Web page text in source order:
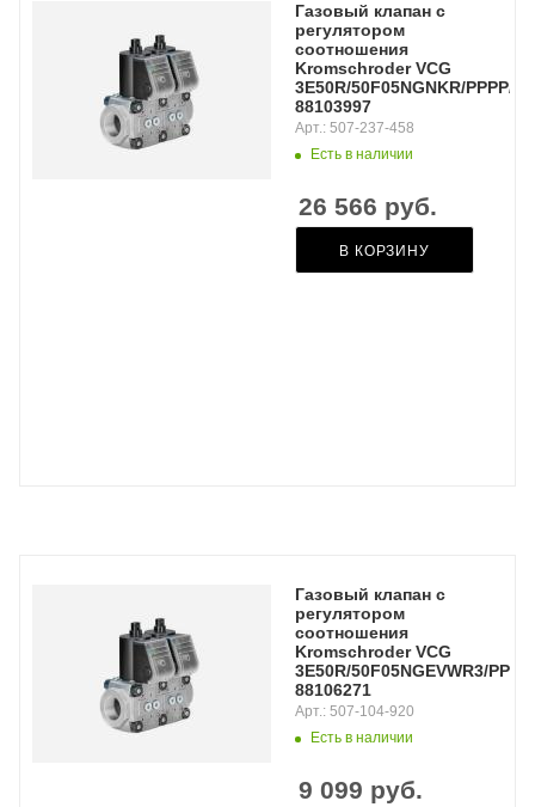
Газовый клапан с
регулятором
соотношения
Kromschroder VCG
3E50R/50F05NGNKR/PPPP/
88103997
Есть в наличии
Арт.: 507-237-458
26 566 руб.
В КОРЗИНУ
Газовый клапан с
регулятором
соотношения
Kromschroder VCG
3E50R/50F05NGEVWR3/
88106271
Есть в наличии
Арт.: 507-104-920
9 099 руб.